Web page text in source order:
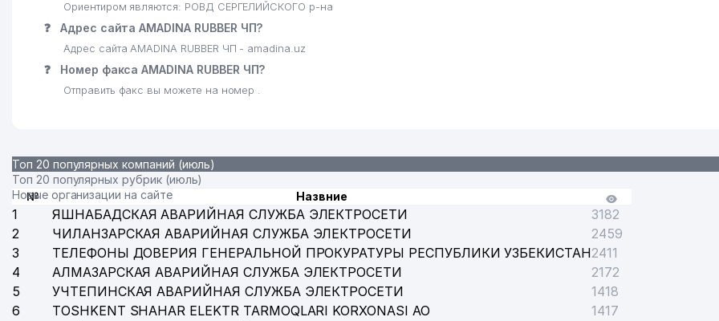
Ориентиром являются: РОВД СЕРГЕЛИЙСКОГО р-на
❓ Адрес сайта AMADINA RUBBER ЧП?
Адрес сайта AMADINA RUBBER ЧП - amadina.uz
❓ Номер факса AMADINA RUBBER ЧП?
Отправить факс вы можете на номер .
Топ 20 популярных компаний (июль)
Топ 20 популярных рубрик (июль)
Новые организации на сайте
№ Назвние
1 ЯШНАБАДСКАЯ АВАРИЙНАЯ СЛУЖБА ЭЛЕКТРОСЕТИ
3182
2
ЧИЛАНЗАРСКАЯ АВАРИЙНАЯ СЛУЖБА ЭЛЕКТРОСЕТИ
2459
3
ТЕЛЕФОНЫ ДОВЕРИЯ ГЕНЕРАЛЬНОЙ ПРОКУРАТУРЫ РЕСПУБЛИКИ УЗБЕКИСТАН2411
4
АЛМАЗАРСКАЯ АВАРИЙНАЯ СЛУЖБА ЭЛЕКТРОСЕТИ
2172
5
УЧТЕПИНСКАЯ АВАРИЙНАЯ СЛУЖБА ЭЛЕКТРОСЕТИ
1418
6
TOSHKENT SHAHAR ELEKTR TARMOQLARI KORXONASI АО
1417